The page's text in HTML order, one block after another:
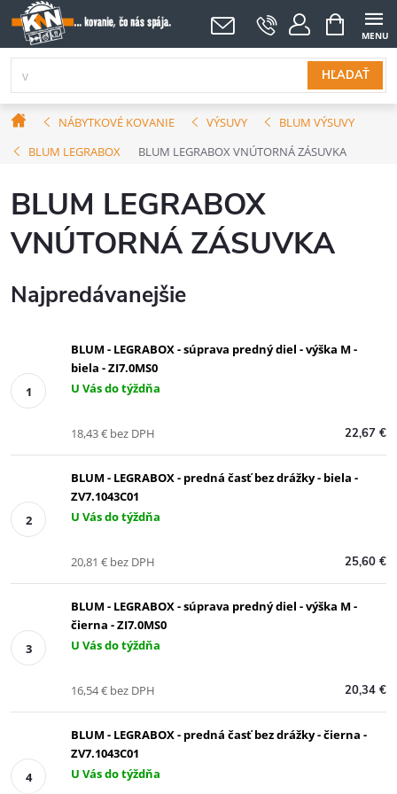
Prejsť
na
obsah
HĽADAŤ
NÁKUPNÝ
KOŠÍK
DomovNÁBYTKOVÉ KOVANIE VÝSUVY
BLUM VÝSUVY
BLUM LEGRABOX
BLUM LEGRABOX VNÚTORNÁ ZÁSUVKA
BLUM LEGRABOX
VNÚTORNÁ ZÁSUVKA
Najpredávanejšie
BLUM - LEGRABOX - súprava predný diel - výška M -
biela - ZI7.0MS0
U Vás do týždňa
22,67 €
18,43 € bez DPH
BLUM - LEGRABOX - predná časť bez drážky - biela -
ZV7.1043C01
U Vás do týždňa
25,60 €
20,81 € bez DPH
BLUM - LEGRABOX - súprava predný diel - výška M -
čierna - ZI7.0MS0
U Vás do týždňa
20,34 €
16,54 € bez DPH
BLUM - LEGRABOX - predná časť bez drážky - čierna -
ZV7.1043C01
U Vás do týždňa